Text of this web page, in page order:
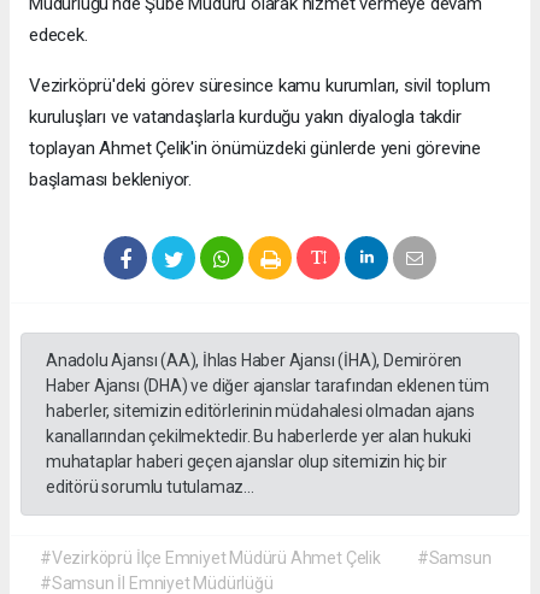
edecek.
Vezirköprü'deki görev süresince kamu kurumları, sivil toplum
kuruluşları ve vatandaşlarla kurduğu yakın diyalogla takdir
toplayan Ahmet Çelik'in önümüzdeki günlerde yeni görevine
başlaması bekleniyor.
Anadolu Ajansı (AA), İhlas Haber Ajansı (İHA), Demirören
Haber Ajansı (DHA) ve diğer ajanslar tarafından eklenen tüm
haberler, sitemizin editörlerinin müdahalesi olmadan ajans
kanallarından çekilmektedir. Bu haberlerde yer alan hukuki
muhataplar haberi geçen ajanslar olup sitemizin hiç bir
editörü sorumlu tutulamaz...
#Vezirköprü İlçe Emniyet Müdürü Ahmet Çelik
#Samsun
#Samsun İl Emniyet Müdürlüğü